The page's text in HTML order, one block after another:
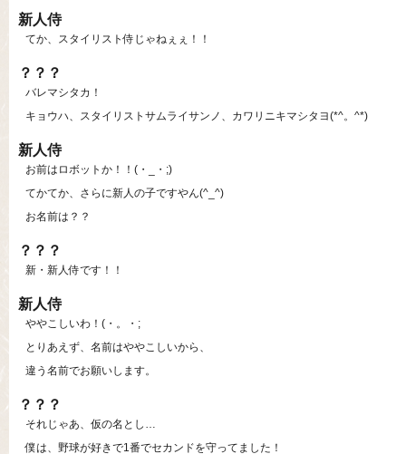
新人侍
てか、スタイリスト侍じゃねぇぇ！！
？？？
バレマシタカ！
キョウハ、スタイリストサムライサンノ、カワリニキマシタヨ(*^。^*)
新人侍
お前はロボットか！！(・_・;)
てかてか、さらに新人の子ですやん(^_^)
お名前は？？
？？？
新・新人侍です！！
新人侍
ややこしいわ！(・。・;
とりあえず、名前はややこしいから、
違う名前でお願いします。
？？？
それじゃあ、仮の名とし…
僕は、野球が好きで1番でセカンドを守ってました！